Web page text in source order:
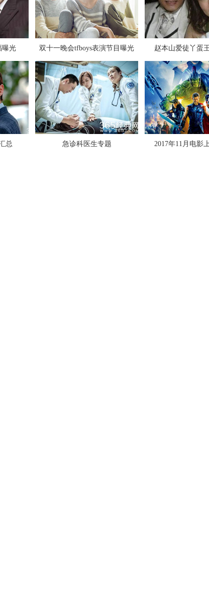
极限挑战第三季第九期插曲背
曝光 双十一晚会tfboys表演节目曝光 赵本山爱徒丫蛋
总 急诊科医生专题 2017年11月电影